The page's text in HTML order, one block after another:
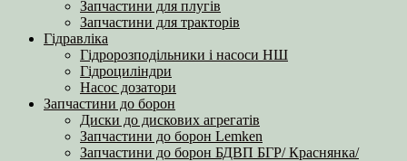
Запчастини для плугів
Запчастини для тракторів
Гідравліка
Гідророзподільники і насоси НШ
Гідроциліндри
Насос дозатори
Запчастини до борон
Диски до дискових агрегатів
Запчастини до борон Lemken
Запчастини до борон БДВП БГР/ Краснянка/